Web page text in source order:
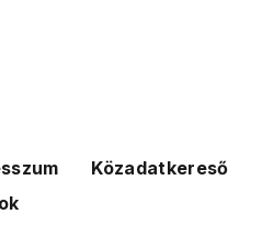
Közadatkereső